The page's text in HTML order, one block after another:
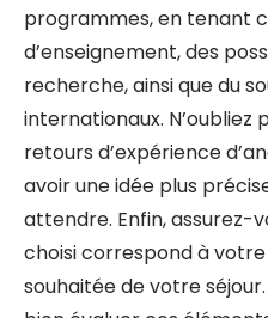
programmes, en tenant
d’enseignement, des
recherche, ainsi que du
internationaux. N’oubliez
retours d’expérience
avoir une idée plus
attendre. Enfin, assurez-
choisi correspond à
souhaitée de votre